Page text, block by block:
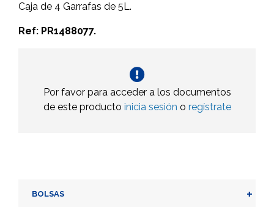
+
BOLSAS
Caja de 4 Garrafas de 5L.
Ref: PR1488077.
Por favor para acceder a los documentos
de este producto inicia sesión o regístrate